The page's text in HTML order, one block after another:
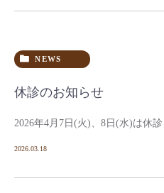
NEWS
休診のお知らせ
2026年4月7日(火)、8日(水)は休診
2026.03.18